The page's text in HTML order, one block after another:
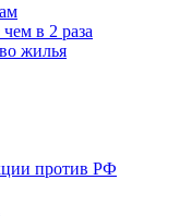
в 2 раза
жилья
против РФ